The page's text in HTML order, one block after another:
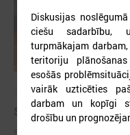
2026. gada 09. jūlijs
Sumināti Latvijas
Diskusijas
ciešu sadarbību,
turpmākajam
teritoriju
esošās
vairāk uzticēties
darbam un kopīgi
drošību un